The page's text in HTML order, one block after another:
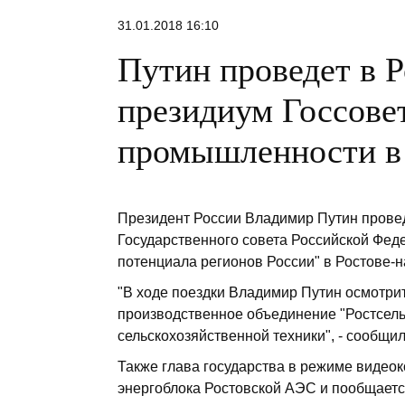
31.01.2018 16:10
Путин проведет в
президиум
промышленности в
Президент России Владимир Путин
Государственного совета Российской
потенциала регионов России" в Ростове-
"В ходе поездки Владимир Путин
производственное объединение
сельскохозяйственной техники", -
Также глава государства в режиме
энергоблока Ростовской АЭС и